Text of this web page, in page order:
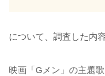
について、調査した内
映画「Gメン」の主題